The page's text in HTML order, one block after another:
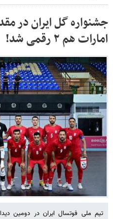
جشنواره گل ایران در
امارات هم ۲ رقمی شد!
تیم ملی فوتسال ایران در دومین